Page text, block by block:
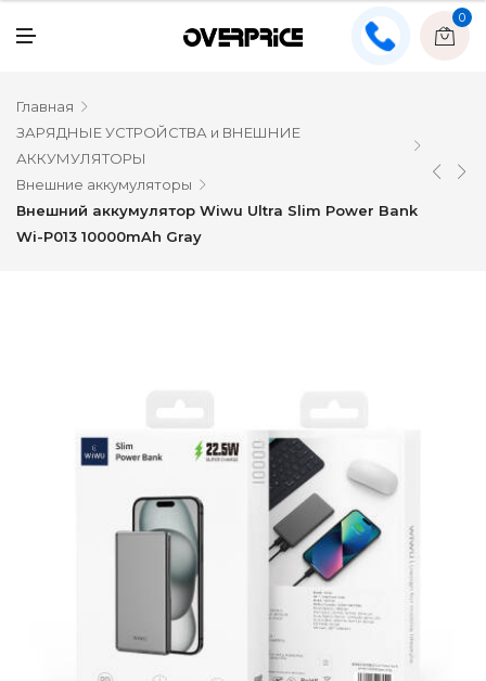
0
Главная
ЗАРЯДНЫЕ УСТРОЙСТВА и ВНЕШНИЕ
АККУМУЛЯТОРЫ
Внешние аккумуляторы
Внешний аккумулятор Wiwu Ultra Slim Power Bank
Wi-P013 10000mAh Gray